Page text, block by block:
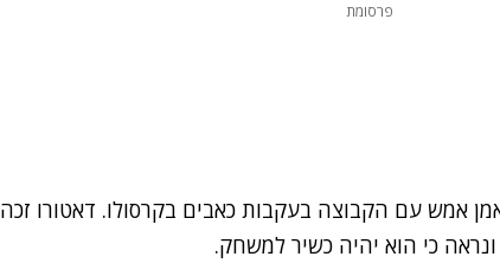
פרסומת
אמש עם הקבוצה בעקבות כאבים בקרסולו. דאטורו זכה
כי הוא יהיה כשיר למשחק.